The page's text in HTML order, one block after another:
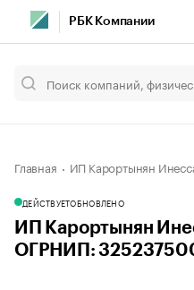
РБК Компании
Главная ИП Карортынян
ДЕЙСТВУЕТОБНОВЛЕНО
ИП Карортынян
ОГРНИП: